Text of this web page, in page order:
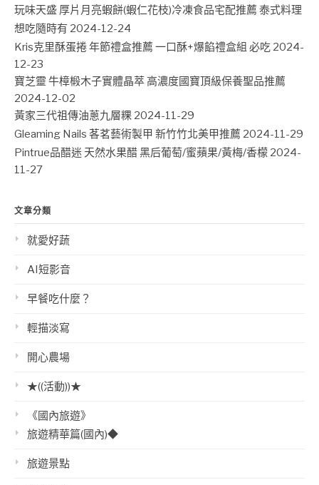
玩味天盛 厚片月亮蝦餅(蝦仁花枝)冷凍食品宅配推薦 泰式料理
想吃隨時有 2024-12-24
Kris克里酥蛋捲 年節禮盒推薦 一口酥+爆餡禮盒組 必吃 2024-
12-23
寶芝靈 牛樟椴木子實體晶萃 高濃度國寶頂級保養聖品推薦
2024-12-02
黃家三代祖傳油蔥九層粿 2024-11-29
Gleaming Nails 茖茗藝術製甲 新竹竹北美甲推薦 2024-11-29
Pintrue品醋迷 天然水果醋 黑后葡萄/蜜蘋果/黃梅/香檬 2024-
11-27
文章分類
就愛好蔬
AI短影音
早餐吃什麼？
輕描淡寫
開心農場
★((活動))★
《國內旅遊》
旅遊精華篇(國內)◆
旅遊景點